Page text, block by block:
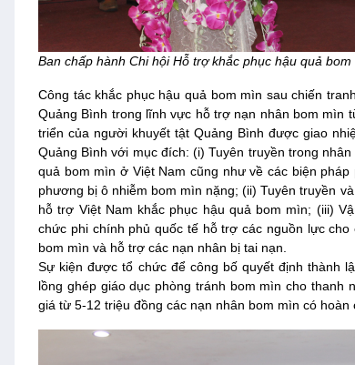
Ban chấp hành Chi hội Hỗ trợ khắc phục hậu quả
Công tác khắc phục hậu quả bom mìn sau chiến
Quảng Bình trong lĩnh vực hỗ trợ nạn nhân bom mìn
triển của người khuyết tật Quảng Bình được giao
Quảng Bình với mục đích: (i) Tuyên truyền trong
quả bom mìn ở Việt Nam cũng như về các biện
phương bị ô nhiễm bom mìn nặng; (ii) Tuyên truyền
hỗ trợ Việt Nam khắc phục hậu quả bom mìn; (iii)
chức phi chính phủ quốc tế hỗ trợ các nguồn lực
bom mìn và hỗ trợ các nạn nhân bị tai nạn.
Sự kiện được tổ chức để công bố quyết định thành
lồng ghép giáo dục phòng tránh bom mìn cho thanh
giá từ 5-12 triệu đồng các nạn nhân bom mìn có